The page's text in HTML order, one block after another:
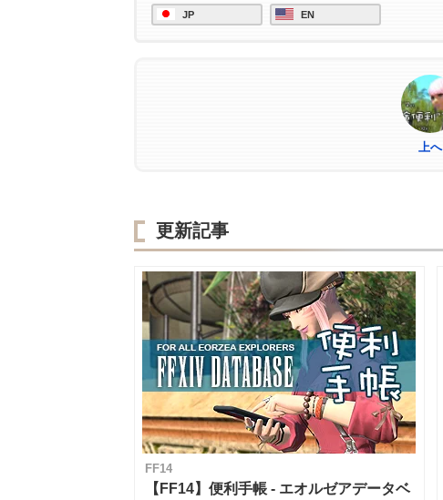
JP EN
上へ
更新記事
FF14
【FF14】便利手帳 - エオルゼアデータベ